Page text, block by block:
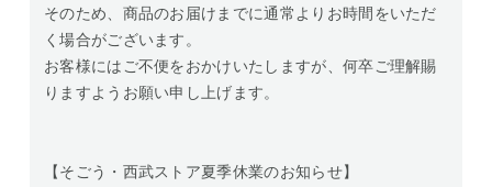
そのため、商品のお届けまでに通常よりお時間をいただ
く場合がございます。
お客様にはご不便をおかけいたしますが、何卒ご理解賜
りますようお願い申し上げます。
【そごう・西武ストア夏季休業のお知らせ】